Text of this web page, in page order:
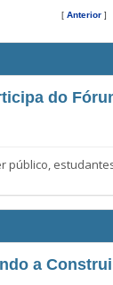
[ Anterior]
do
a